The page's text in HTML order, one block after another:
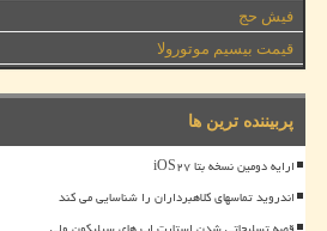
فیش حج
قیمت بیسیم موتورولا
پربیننده ترین ها
ارایه دومین نسخه بتا iOS۲۷
اندروید تماسهای کلاهبرداران را شناسایی می کند